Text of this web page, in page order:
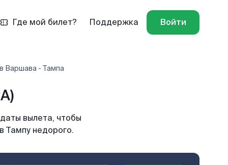
Где мой билет? Поддержка Войти
Варшава - Тампа
вылета, чтобы
Тампу недорого.